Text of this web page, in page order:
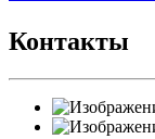
Контакты